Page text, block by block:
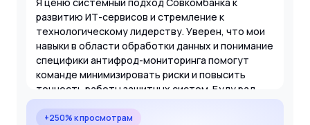
развитию ИТ-сервисов и стремление к
технологическому лидерству. Уверен, что мои
навыки в области обработки данных и понимание
специфики антифрод-мониторинга помогут
команде минимизировать риски и повысить
точность работы защитных систем. Буду рад
обсудить, как мой опыт может быть полезен
вашим проектам.
+250% к просмотрам